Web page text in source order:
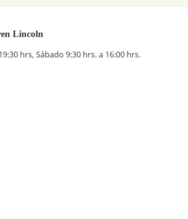
Lincoln
hrs, Sábado 9:30 hrs. a 16:00 hrs.